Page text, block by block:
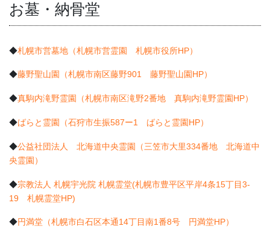
お墓・納骨堂
◆札幌市営墓地（札幌市営霊園 札幌市役所HP）
◆藤野聖山園（札幌市南区藤野901 藤野聖山園HP）
◆真駒内滝野霊園（札幌市南区滝野2番地 真駒内滝野霊園HP）
◆ばらと霊園（石狩市生振587ー1 ばらと霊園HP）
◆公益社団法人 北海道中央霊園（三笠市大里334番地 北海道中
央霊園）
◆宗教法人 札幌宇光院 札幌霊堂(札幌市豊平区平岸4条15丁目3-
19 札幌霊堂HP)
◆円満堂（札幌市白石区本通14丁目南1番8号 円満堂HP）